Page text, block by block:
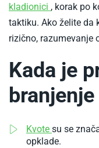
kladionici -, korak po
taktiku. Ako želite da
rizično, razumevanje
Kada je
Kvote -
Kako
su se
opklade.